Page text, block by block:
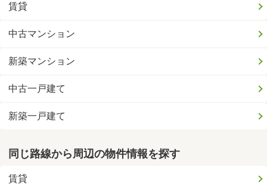
賃貸
中古マンション
新築マンション
中古一戸建て
新築一戸建て
同じ路線から周辺の物件情報を探す
賃貸